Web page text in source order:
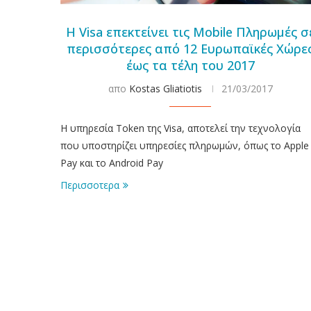
Η Visa επεκτείνει τις Mobile Πληρωμές
περισσότερες από 12 Ευρωπαϊκές
έως τα τέλη του 2017
απο Kostas Gliatiotis 21/03/2017
Η υπηρεσία Token της Visa, αποτελεί την τεχνολογία
που υποστηρίζει υπηρεσίες πληρωμών, όπως το Apple
Pay και το Android Pay
Περισσοτερα